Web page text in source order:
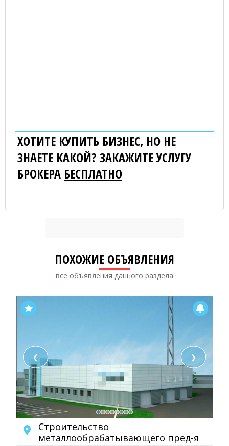
ХОТИТЕ КУПИТЬ БИЗНЕС, НО НЕ
ЗНАЕТЕ КАКОЙ? ЗАКАЖИТЕ УСЛУГУ
БРОКЕРА БЕСПЛАТНО
ПОХОЖИЕ ОБЪЯВЛЕНИЯ
все объявления данного раздела
❮ ❯
Строительство
металлообрабатывающего пред-я